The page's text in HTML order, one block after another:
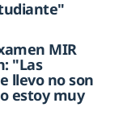
MIR
"Las
llevo no son
estoy muy